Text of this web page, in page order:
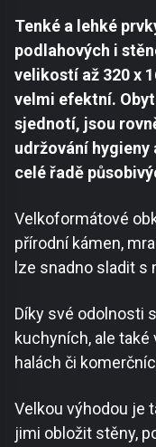
Tenké a lehké
podlahových i
velikostí až 320 x
velmi efektní.
sjednotí, jsou
udržování
celé řadě
Velkoformátové
přírodní kámen,
lze snadno sladit
Díky své odolnosti
kuchyních, ale
halách či
Velkou výhodou je
jimi obložit stěny,